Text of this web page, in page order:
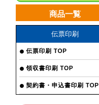
商品一覧
伝票印刷
伝票印刷 TOP
領収書印刷 TOP
契約書・申込書印刷 TOP